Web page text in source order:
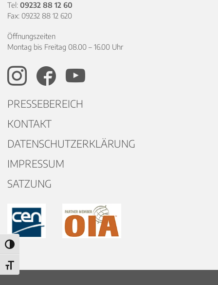
Umschalten auf hohe Kontraste
Schrift vergrößern
Tel: 09232 88 12 60
Fax: 09232 88 12 620
Öffnungszeiten
Montag bis Freitag 08.00 – 16.00 Uhr
PRESSEBEREICH
KONTAKT
DATENSCHUTZERKLÄRUNG
IMPRESSUM
SATZUNG